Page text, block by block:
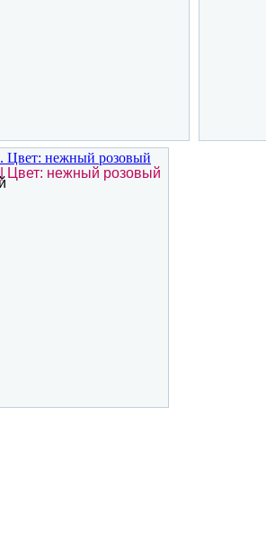
Цвет: нежный розовый